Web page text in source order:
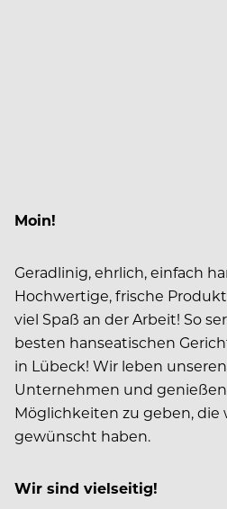
Moin!
Geradlinig, ehrlich, einfach
Hochwertige, frische
viel Spaß an der Arbeit! So
besten hanseatischen
in Lübeck! Wir leben
Unternehmen und genießen
Möglichkeiten zu geben, die
gewünscht haben.
Wir sind vielseitig!